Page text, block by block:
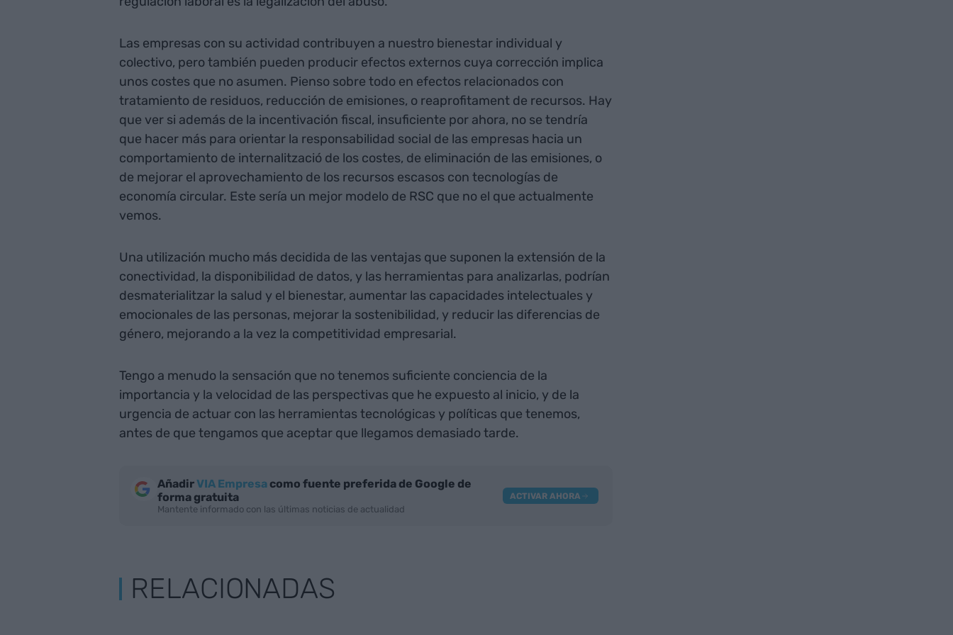
Las empresas con su actividad contribuyen a nuestro bienestar individual y
colectivo, pero también pueden producir efectos externos cuya corrección implica
unos costes que no asumen. Pienso sobre todo en efectos relacionados con
tratamiento de residuos, reducción de emisiones, o reaprofitament de recursos. Hay
que ver si además de la incentivación fiscal, insuficiente por ahora, no se tendría
que hacer más para orientar la responsabilidad social de las empresas hacia un
comportamiento de internalització de los costes, de eliminación de las emisiones, o
de mejorar el aprovechamiento de los recursos escasos con tecnologías de
economía circular. Este sería un mejor modelo de RSC que no el que actualmente
vemos.
Una utilización mucho más decidida de las ventajas que suponen la extensión de la
conectividad, la disponibilidad de datos, y las herramientas para analizarlas, podrían
desmaterialitzar la salud y el bienestar, aumentar las capacidades intelectuales y
emocionales de las personas, mejorar la sostenibilidad, y reducir las diferencias de
género, mejorando a la vez la competitividad empresarial.
Tengo a menudo la sensación que no tenemos suficiente conciencia de la
importancia y la velocidad de las perspectivas que he expuesto al inicio, y de la
urgencia de actuar con las herramientas tecnológicas y políticas que tenemos,
antes de que tengamos que aceptar que llegamos demasiado tarde.
AñadirVIA Empresacomo fuente preferida de Google de
forma gratuita
Mantente informado con las últimas noticias de actualidad
ACTIVAR AHORA
RELACIONADAS